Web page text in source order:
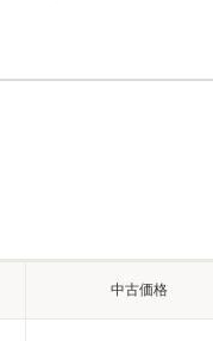
中古価格